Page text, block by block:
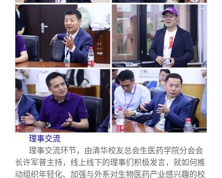
理事交流
理事交流环节，由清华校友总会生医药学院分会会
长许军普主持，线上线下的理事们积极发言，就如何推
动组织年轻化、加强与外系对生物医药产业感兴趣的校